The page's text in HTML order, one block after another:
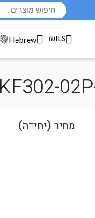
Hebrew ₪ILS
KF302-
מחיר (יחידה)